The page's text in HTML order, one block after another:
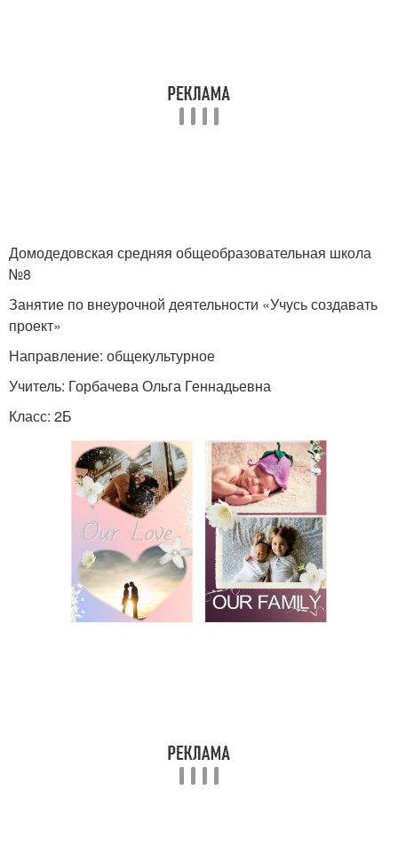
Домодедовская средняя общеобразовательная школа
№8
Занятие по внеурочной деятельности «Учусь создавать
проект»
Направление: общекультурное
Учитель: Горбачева Ольга Геннадьевна
Класс: 2Б